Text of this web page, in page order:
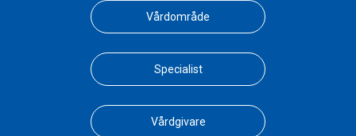
Vårdområde
Specialist
Vårdgivare